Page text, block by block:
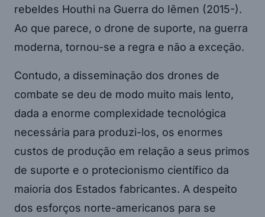
rebeldes Houthi na Guerra do Iêmen (2015-).
Ao que parece, o drone de suporte, na guerra
moderna, tornou-se a regra e não a exceção.
Contudo, a disseminação dos drones de
combate se deu de modo muito mais lento,
dada a enorme complexidade tecnológica
necessária para produzi-los, os enormes
custos de produção em relação a seus primos
de suporte e o protecionismo científico da
maioria dos Estados fabricantes. A despeito
dos esforços norte-americanos para se